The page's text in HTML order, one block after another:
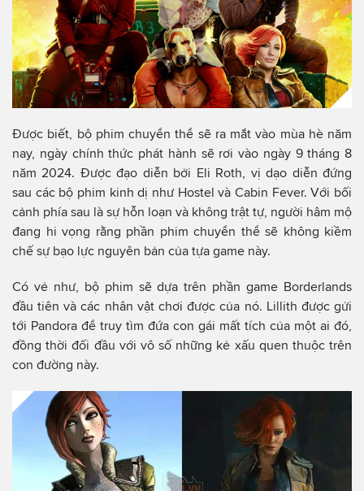
Được biết, bộ phim chuyển thể sẽ ra mắt vào mùa hè năm
nay, ngày chính thức phát hành sẽ rơi vào ngày 9 tháng 8
năm 2024. Được đạo diễn bởi Eli Roth, vị dạo diễn đứng
sau các bộ phim kinh dị như Hostel và Cabin Fever. Với bối
cảnh phía sau là sự hỗn loạn và không trật tự, người hâm mộ
đang hi vọng rằng phần phim chuyển thể sẽ không kiềm
chế sự bạo lực nguyên bản của tựa game này.
Có vẻ như, bộ phim sẽ dựa trên phần game Borderlands
đầu tiên và các nhân vật chơi được của nó. Lillith được gửi
tới Pandora để truy tìm đứa con gái mất tích của một ai đó,
đồng thời đối đầu với vô số những kẻ xấu quen thuộc trên
con đường này.